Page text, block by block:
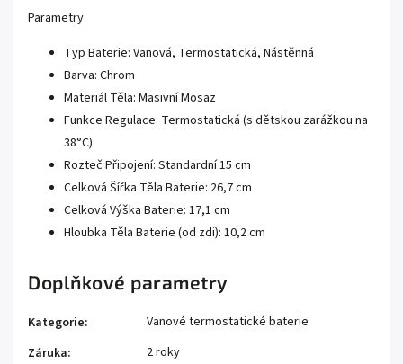
Parametry
Typ Baterie: Vanová, Termostatická, Nástěnná
Barva: Chrom
Materiál Těla: Masivní Mosaz
Funkce Regulace: Termostatická (s dětskou zarážkou na
38°C)
Rozteč Připojení: Standardní 15 cm
Celková Šířka Těla Baterie: 26,7 cm
Celková Výška Baterie: 17,1 cm
Hloubka Těla Baterie (od zdi): 10,2 cm
Doplňkové parametry
Kategorie:
Vanové termostatické baterie
Záruka:
2 roky